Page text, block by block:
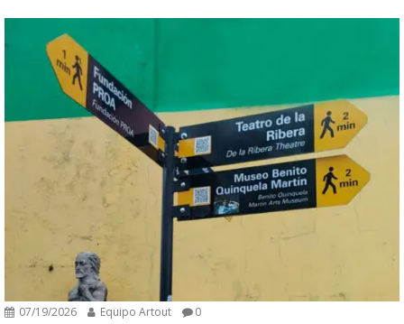
07/19/2026 Equipo Artout 0